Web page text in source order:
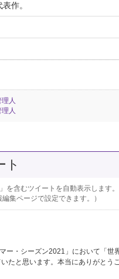
作。
人
人
ト
を含むツイートを自動表示します。
集ページで設定できます。）
ー・シーズン2021」において「
たと思います。本当にありがとう